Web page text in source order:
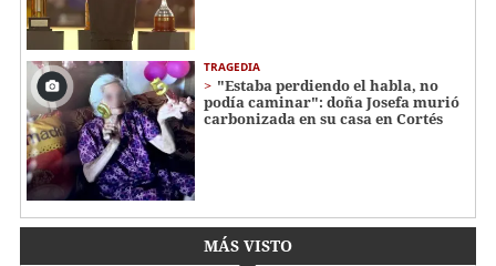
TRAGEDIA
"Estaba perdiendo el habla, no
podía caminar": doña Josefa murió
carbonizada en su casa en Cortés
MÁS VISTO